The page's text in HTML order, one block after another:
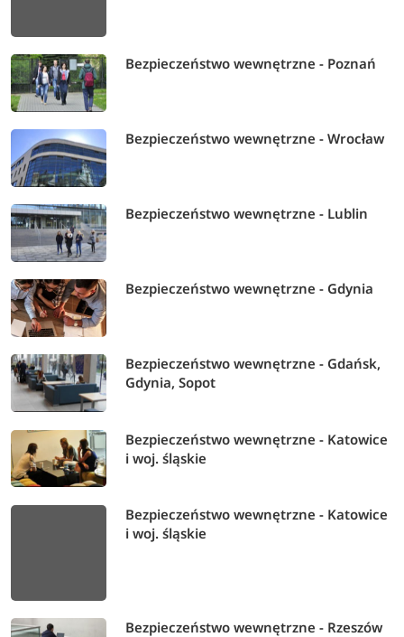
Bezpieczeństwo wewnętrzne - Poznań
Bezpieczeństwo wewnętrzne - Wrocław
Bezpieczeństwo wewnętrzne - Lublin
Bezpieczeństwo wewnętrzne - Gdynia
Bezpieczeństwo wewnętrzne - Gdańsk,
Gdynia, Sopot
Bezpieczeństwo wewnętrzne - Katowice
i woj. śląskie
Bezpieczeństwo wewnętrzne - Katowice
i woj. śląskie
Bezpieczeństwo wewnętrzne - Rzeszów